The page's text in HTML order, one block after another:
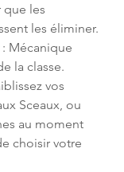
les
les éliminer.
: Mécanique
la classe.
vos
Sceaux, ou
au moment
choisir votre